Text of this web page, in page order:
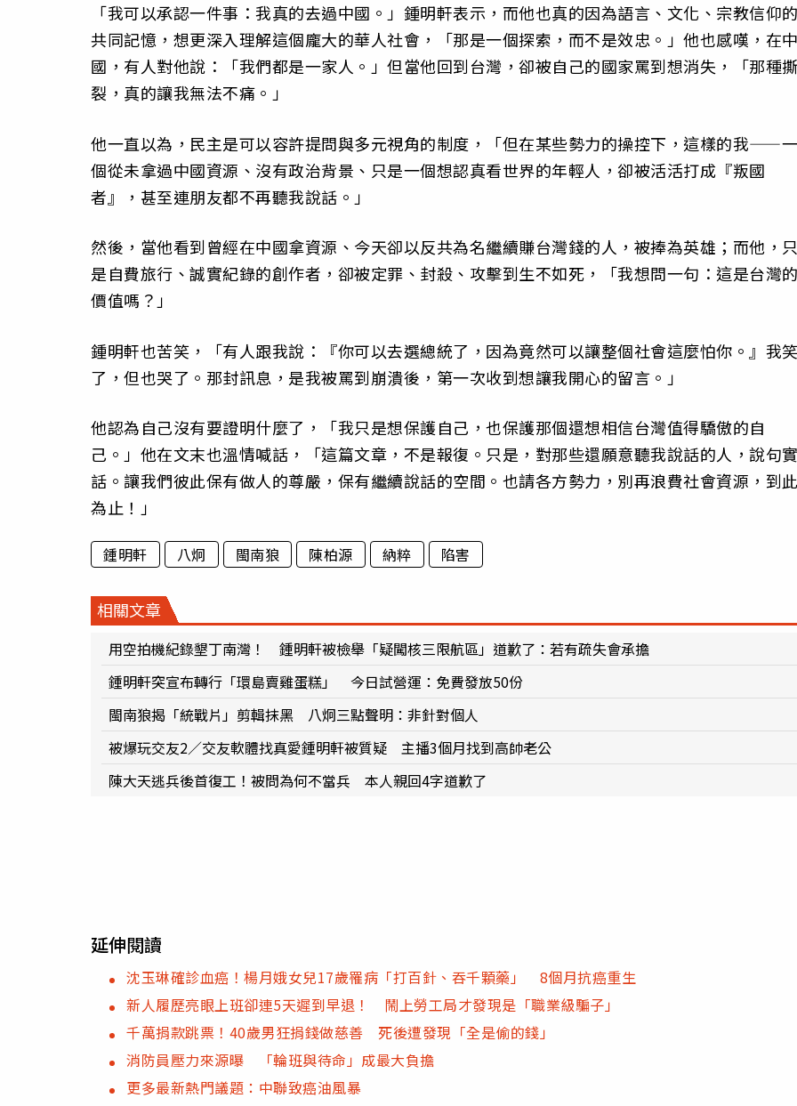
「我可以承認一件事：我真的去過中國。」鍾明軒表示，而他也真的因為語言、文化、宗教信仰
共同記憶，想更深入理解這個龐大的華人社會，「那是一個探索，而不是效忠。」他也感嘆，在
國，有人對他說：「我們都是一家人。」但當他回到台灣，卻被自己的國家罵到想消失，「那種
裂，真的讓我無法不痛。」
他一直以為，民主是可以容許提問與多元視角的制度，「但在某些勢力的操控下，這樣的我——一
個從未拿過中國資源、沒有政治背景、只是一個想認真看世界的年輕人，卻被活活打成『叛國
者』，甚至連朋友都不再聽我說話。」
然後，當他看到曾經在中國拿資源、今天卻以反共為名繼續賺台灣錢的人，被捧為英雄；而他，
是自費旅行、誠實紀錄的創作者，卻被定罪、封殺、攻擊到生不如死，「我想問一句：這是台灣
價值嗎？」
鍾明軒也苦笑，「有人跟我說：『你可以去選總統了，因為竟然可以讓整個社會這麼怕你。』我
了，但也哭了。那封訊息，是我被罵到崩潰後，第一次收到想讓我開心的留言。」
他認為自己沒有要證明什麼了，「我只是想保護自己，也保護那個還想相信台灣值得驕傲的自
己。」他在文末也溫情喊話，「這篇文章，不是報復。只是，對那些還願意聽我說話的人，說句
話。讓我們彼此保有做人的尊嚴，保有繼續說話的空間。也請各方勢力，別再浪費社會資源，到
為止！」
鍾明軒 八炯 閩南狼 陳柏源 納粹 陷害
相關文章
用空拍機紀錄墾丁南灣！ 鍾明軒被檢舉「疑闖核三限航區」道歉了：若有疏失會承擔
鍾明軒突宣布轉行「環島賣雞蛋糕」 今日試營運：免費發放50份
閩南狼揭「統戰片」剪輯抹黑 八炯三點聲明：非針對個人
被爆玩交友2／交友軟體找真愛鍾明軒被質疑 主播3個月找到高帥老公
陳大天逃兵後首復工！被問為何不當兵 本人親回4字道歉了
延伸閱讀
沈玉琳確診血癌！楊月娥女兒17歲罹病「打百針、吞千顆藥」 8個月抗癌重生
新人履歷亮眼上班卻連5天遲到早退！ 鬧上勞工局才發現是「職業級騙子」
千萬捐款跳票！40歲男狂捐錢做慈善 死後遭發現「全是偷的錢」
消防員壓力來源曝 「輪班與待命」成最大負擔
更多最新熱門議題：中聯致癌油風暴